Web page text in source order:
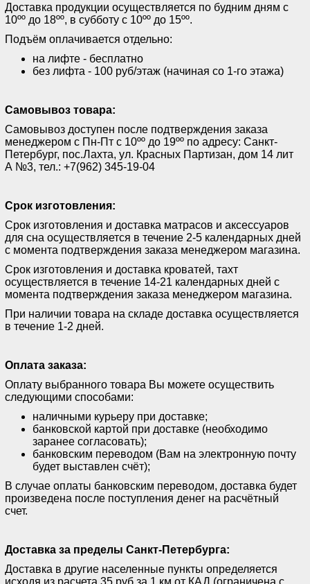
Доставка продукции осуществляется по будним дням с
10ºº до 18ºº, в субботу с 10ºº до 15ºº.
Подъём оплачивается отдельно:
на лифте - бесплатно
без лифта - 100 руб/этаж (начиная со 1-го этажа)
Самовывоз товара:
Самовывоз доступен после подтверждения заказа
менеджером с Пн-Пт с 10ºº до 19ºº по адресу: Санкт-
Петербург, пос.Лахта, ул. Красных Партизан, дом 14 лит
А №3, тел.: +7(962) 345-19-04
Срок изготовления:
Срок изготовления и доставка матрасов и аксессуаров
для сна осуществляется в течение 2-5 календарных дней
с момента подтверждения заказа менеджером магазина.
Срок изготовления и доставка кроватей, тахт
осуществляется в течение 14-21 календарных дней с
момента подтверждения заказа менеджером магазина.
При наличии товара на складе доставка осуществляется
в течение 1-2 дней.
Оплата заказа:
Оплату выбранного товара Вы можете осуществить
следующими способами:
наличными курьеру при доставке;
банковской картой при доставке (необходимо
заранее согласовать);
банковским переводом (Вам на электронную почту
будет выставлен счёт);
В случае оплаты банковским переводом, доставка будет
произведена после поступления денег на расчётный
счет.
Доставка за пределы Санкт-Петербурга:
Доставка в другие населенные пункты определяется
исходя из расчета 35 руб за 1 км от КАД.(ограничена с